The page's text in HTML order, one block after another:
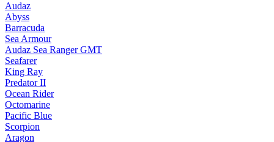
Audaz
Abyss
Barracuda
Sea Armour
Audaz Sea Ranger GMT
Seafarer
King Ray
Predator II
Ocean Rider
Octomarine
Pacific Blue
Scorpion
Aragon